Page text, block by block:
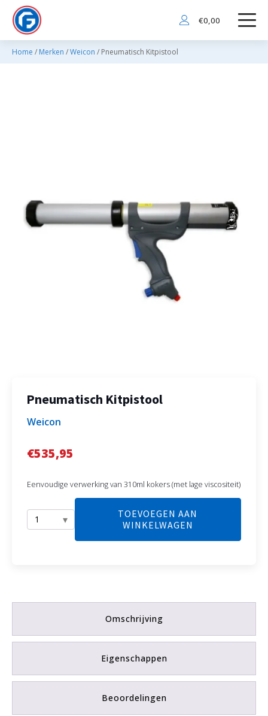
€0,00
Home / Merken /Weicon / Pneumatisch Kitpistool
Pneumatisch Kitpistool
Weicon
€535,95
Eenvoudige verwerking van 310ml kokers (met lage viscositeit)
Pneumatisch
TOEVOEGEN AAN
WINKELWAGEN
Omschrijving
Eigenschappen
Beoordelingen